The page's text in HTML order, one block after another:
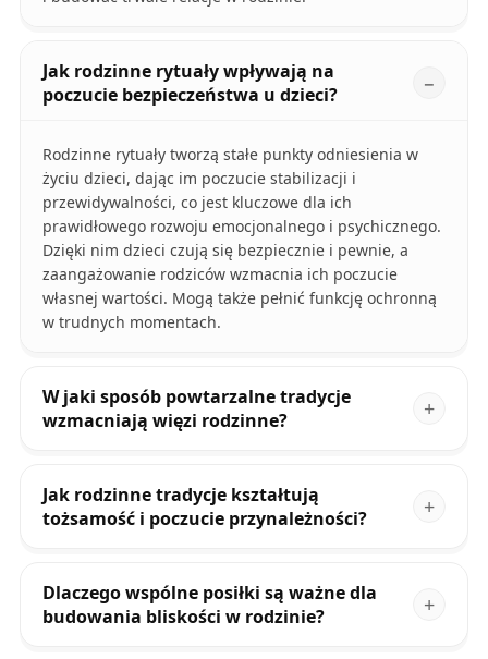
Jak rodzinne rytuały wpływają na
poczucie bezpieczeństwa u dzieci?
Rodzinne rytuały tworzą stałe punkty odniesienia w
życiu dzieci, dając im poczucie stabilizacji i
przewidywalności, co jest kluczowe dla ich
prawidłowego rozwoju emocjonalnego i psychicznego.
Dzięki nim dzieci czują się bezpiecznie i pewnie, a
zaangażowanie rodziców wzmacnia ich poczucie
własnej wartości. Mogą także pełnić funkcję ochronną
w trudnych momentach.
W jaki sposób powtarzalne tradycje
wzmacniają więzi rodzinne?
Jak rodzinne tradycje kształtują
tożsamość i poczucie przynależności?
Dlaczego wspólne posiłki są ważne dla
budowania bliskości w rodzinie?